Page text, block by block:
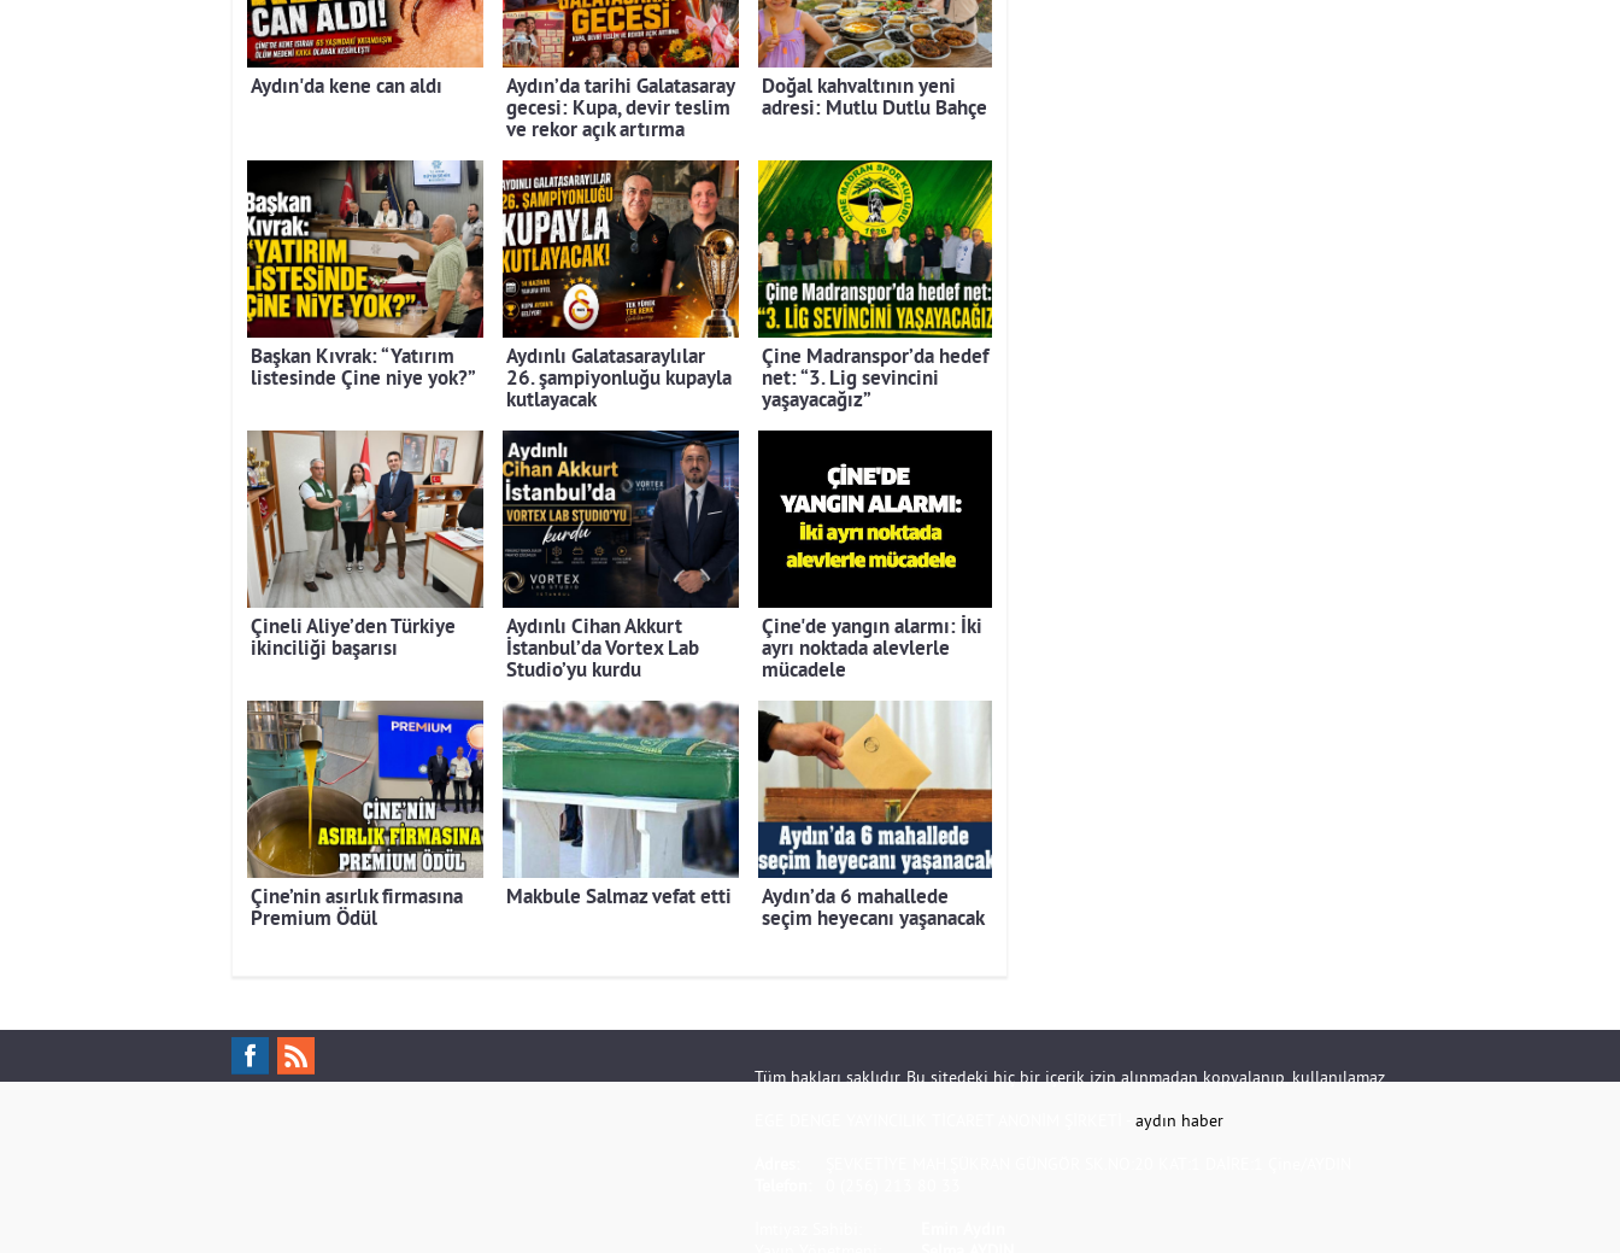
Aydın'da kene can aldı
Aydın’da tarihi Galatasaray
gecesi: Kupa, devir teslim
ve rekor açık artırma
Doğal kahvaltının yeni
adresi: Mutlu Dutlu Bahçe
Başkan Kıvrak: “Yatırım
listesinde Çine niye yok?”
Aydınlı Galatasaraylılar
26. şampiyonluğu kupayla
kutlayacak
Çine Madranspor’da hedef
net: “3. Lig sevincini
yaşayacağız”
Çineli Aliye’den Türkiye
ikinciliği başarısı
Aydınlı Cihan Akkurt
İstanbul’da Vortex Lab
Studio’yu kurdu
Çine'de yangın alarmı: İki
ayrı noktada alevlerle
mücadele
Çine’nin asırlık firmasına
Premium Ödül
Makbule Salmaz vefat etti
Aydın’da 6 mahallede
seçim heyecanı yaşanacak
Tüm hakları saklıdır. Bu sitedeki hiç bir içerik izin alınmadan kopyalanıp, kullanılamaz.
aydın haber